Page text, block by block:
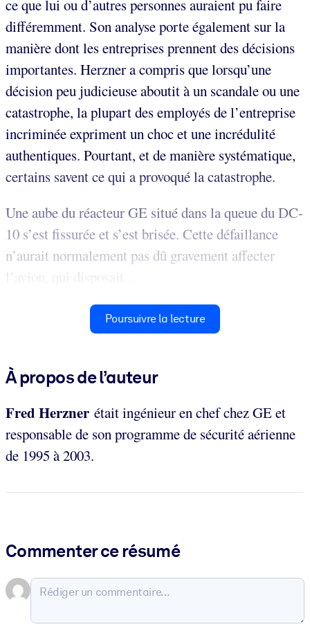
ce que lui ou d’autres personnes auraient pu faire
différemment. Son analyse porte également sur la
manière dont les entreprises prennent des décisions
importantes. Herzner a compris que lorsqu’une
décision peu judicieuse aboutit à un scandale ou une
catastrophe, la plupart des employés de l’entreprise
incriminée expriment un choc et une incrédulité
authentiques. Pourtant, et de manière systématique,
certains savent ce qui a provoqué la catastrophe.
Une aube du réacteur GE situé dans la queue du DC-
10 s’est fissurée et s’est brisée. Cette défaillance
n’aurait normalement pas dû gravement affecter
l’avion, qui disposait...
Poursuivre la lecture
À propos de l’auteur
Fred Herzner était ingénieur en chef chez GE et
responsable de son programme de sécurité aérienne
de 1995 à 2003.
Commenter ce résumé